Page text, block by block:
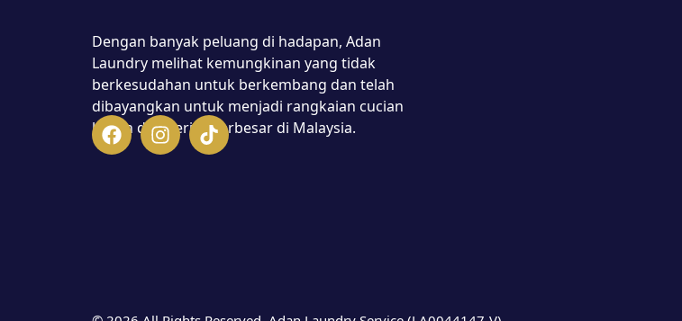
Dengan banyak peluang di hadapan, Adan
Laundry melihat kemungkinan yang tidak
berkesudahan untuk berkembang dan telah
dibayangkan untuk menjadi rangkaian cucian
basah dan kering terbesar di Malaysia.